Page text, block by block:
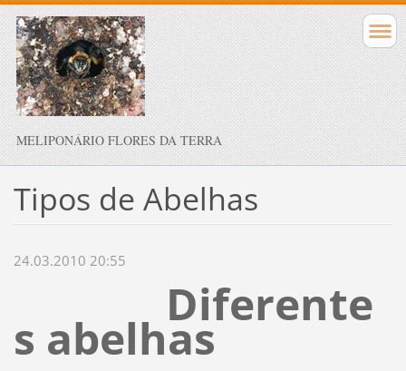
MELIPONÁRIO FLORES DA TERRA
Tipos de Abelhas
24.03.2010 20:55
Diferente
s abelhas